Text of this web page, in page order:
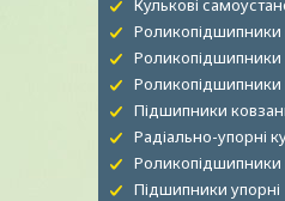
Кулькові
Роликопідшипники
Роликопідшипники
Роликопідшипники
Підшипники
Радіально-упорні
Роликопідшипники
Підшипники упорні